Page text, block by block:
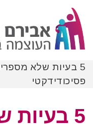
5 בעיות שלא
פסיכודידקטי
5